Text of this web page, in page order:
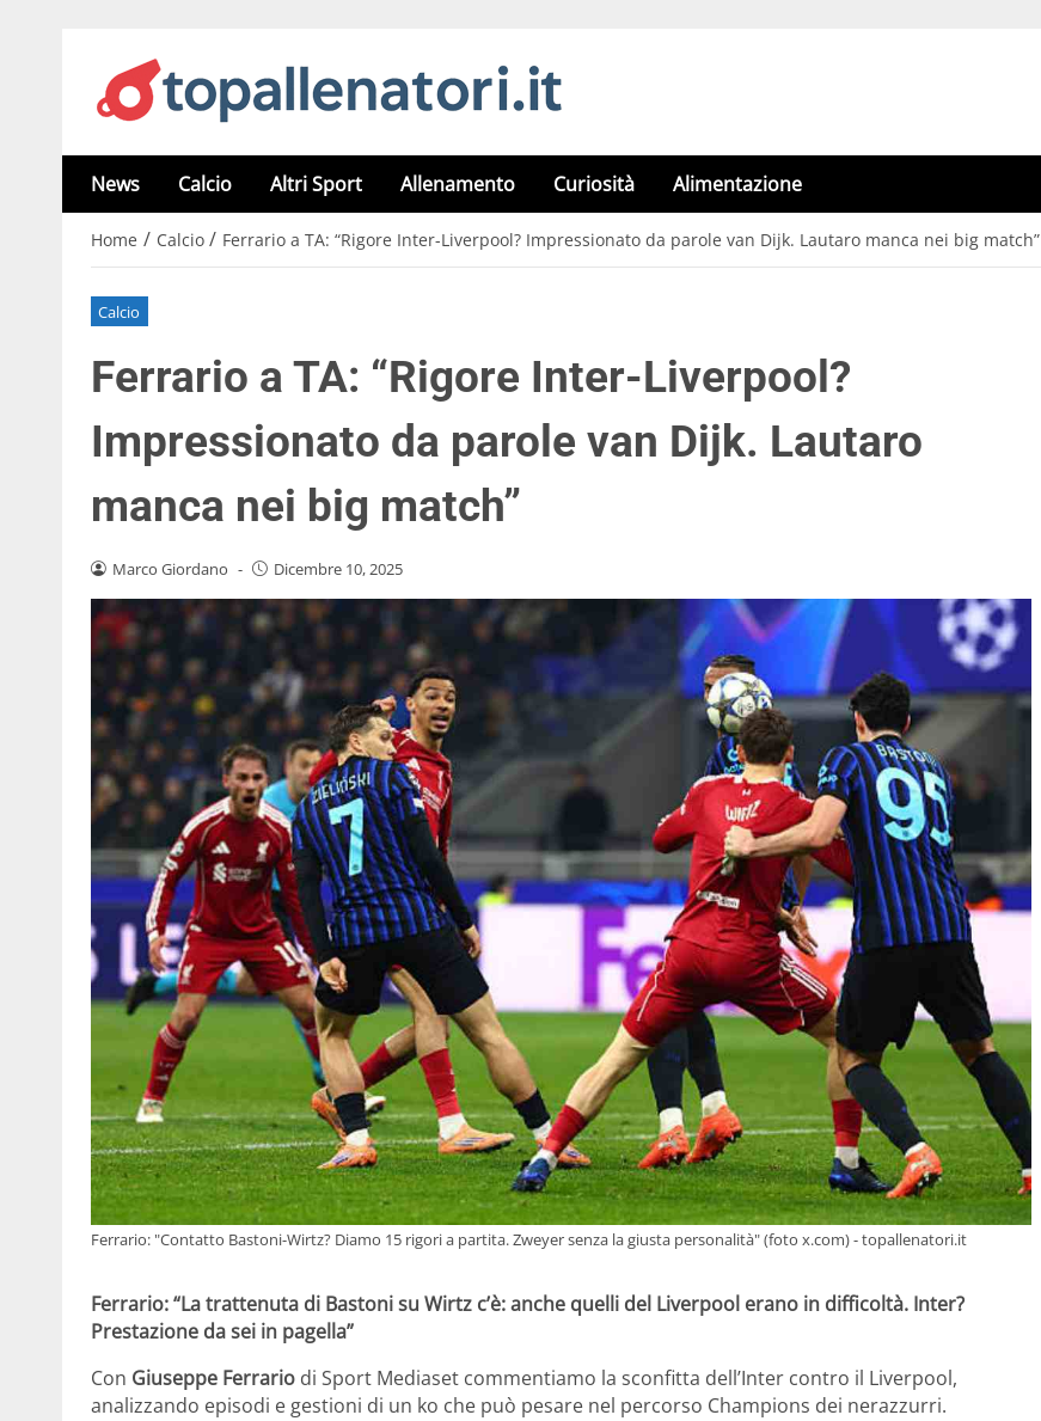
News Calcio Altri Sport Allenamento Curiosità Alimentazione
Home / Calcio / Ferrario a TA: “Rigore Inter-Liverpool? Impressionato da parole van Dijk. Lautaro manca nei big match”
Calcio
Ferrario a TA: “Rigore Inter-Liverpool?
Impressionato da parole van Dijk. Lautaro
manca nei big match”
Marco Giordano - Dicembre 10, 2025
Ferrario: "Contatto Bastoni-Wirtz? Diamo 15 rigori a partita. Zweyer senza la giusta personalità" (foto x.com) - topallenatori.it
Ferrario: “La trattenuta di Bastoni su Wirtz c’è: anche quelli del Liverpool erano in difficoltà. Inter?
Prestazione da sei in pagella”
Con Giuseppe Ferrario di Sport Mediaset commentiamo la sconfitta dell’Inter contro il Liverpool,
analizzando episodi e gestioni di un ko che può pesare nel percorso Champions dei nerazzurri.